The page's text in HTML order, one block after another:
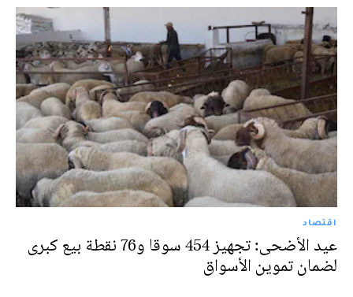
اقتصاد
عيد الأضحى: تجهيز 454 سوقا و76 نقطة بيع كبرى
لضمان تموين الأسواق